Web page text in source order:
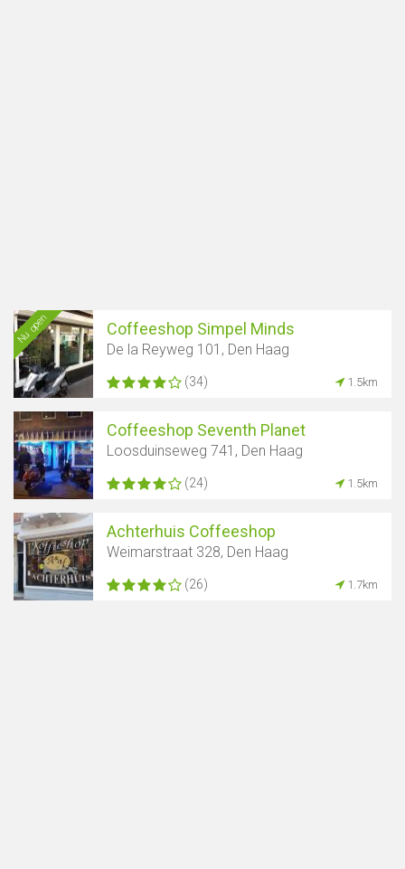
Nu open Coffeeshop Simpel Minds
De la Reyweg 101, Den Haag
(34) 1.5km
Coffeeshop Seventh Planet
Loosduinseweg 741, Den Haag
(24) 1.5km
Achterhuis Coffeeshop
Weimarstraat 328, Den Haag
(26) 1.7km